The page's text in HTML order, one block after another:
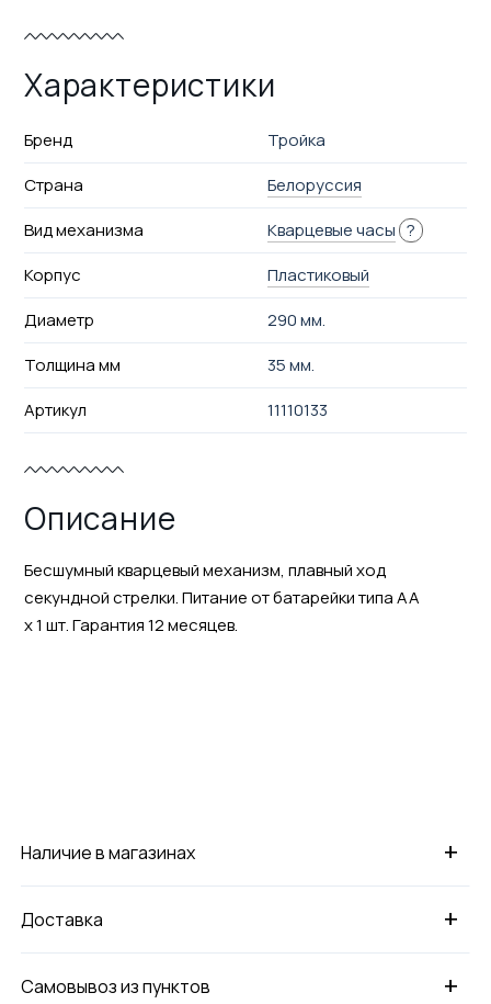
Характеристики
Бренд
Тройка
Страна
Белоруссия
Вид механизма
Кварцевые часы ?
Корпус
Пластиковый
Диаметр
290 мм.
Толщина мм
35 мм.
Артикул
11110133
Описание
Бесшумный кварцевый механизм, плавный ход
секундной стрелки. Питание от батарейки типа АА
х 1 шт. Гарантия 12 месяцев.
+
Наличие в магазинах
+
Доставка
+
Самовывоз из пунктов